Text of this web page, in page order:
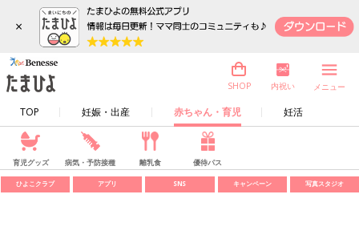
×
TOP 妊娠・出産 赤ちゃん・育児 妊活
SHOP 内祝い メニュー
育児グッズ 病気・予防接種 離乳食 優待パス
ひよこクラブ アプリ SNS キャンペーン 写真スタジオ